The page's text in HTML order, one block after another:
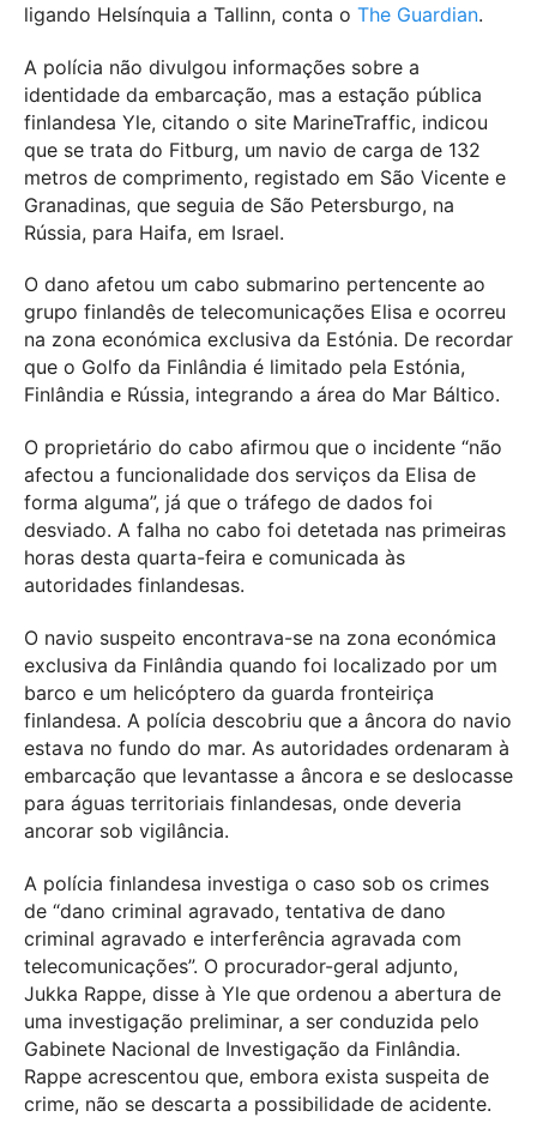
ligando Helsínquia a Tallinn, conta o The Guardian.
A polícia não divulgou informações sobre a
identidade da embarcação, mas a estação pública
finlandesa Yle, citando o site MarineTraffic, indicou
que se trata do Fitburg, um navio de carga de 132
metros de comprimento, registado em São Vicente e
Granadinas, que seguia de São Petersburgo, na
Rússia, para Haifa, em Israel.
O dano afetou um cabo submarino pertencente ao
grupo finlandês de telecomunicações Elisa e ocorreu
na zona económica exclusiva da Estónia. De recordar
que o Golfo da Finlândia é limitado pela Estónia,
Finlândia e Rússia, integrando a área do Mar Báltico.
O proprietário do cabo afirmou que o incidente “não
afectou a funcionalidade dos serviços da Elisa de
forma alguma”, já que o tráfego de dados foi
desviado. A falha no cabo foi detetada nas primeiras
horas desta quarta-feira e comunicada às
autoridades finlandesas.
O navio suspeito encontrava-se na zona económica
exclusiva da Finlândia quando foi localizado por um
barco e um helicóptero da guarda fronteiriça
finlandesa. A polícia descobriu que a âncora do navio
estava no fundo do mar. As autoridades ordenaram à
embarcação que levantasse a âncora e se deslocasse
para águas territoriais finlandesas, onde deveria
ancorar sob vigilância.
A polícia finlandesa investiga o caso sob os crimes
de “dano criminal agravado, tentativa de dano
criminal agravado e interferência agravada com
telecomunicações”. O procurador-geral adjunto,
Jukka Rappe, disse à Yle que ordenou a abertura de
uma investigação preliminar, a ser conduzida pelo
Gabinete Nacional de Investigação da Finlândia.
Rappe acrescentou que, embora exista suspeita de
crime, não se descarta a possibilidade de acidente.